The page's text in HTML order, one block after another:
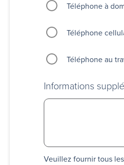
Téléphone à
Téléphone
Téléphone au
Informations
Veuillez fournir tous